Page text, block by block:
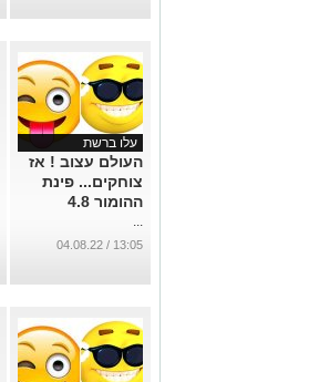
עלו ברשת
העולם עצוב ! אז
צוחקים... פינת
ההומור 4.8
...
13:05 / 04.08.22